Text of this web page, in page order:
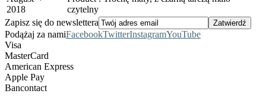
2018
czytelny
Zapisz się do newslettera
Podążaj za namiFacebookTwitterInstagramYouTube
Visa
MasterCard
American Express
Apple Pay
Bancontact